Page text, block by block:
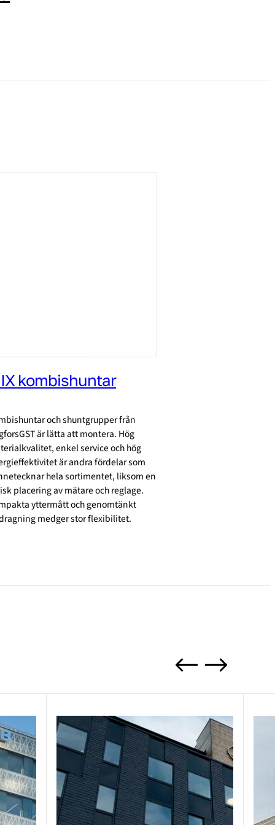
kombishuntar
och shuntgrupper från
är lätta att montera. Hög
enkel service och hög
är andra fördelar som
hela sortimentet, liksom en
placering av mätare och reglage.
yttermått och genomtänkt
medger stor flexibilitet.